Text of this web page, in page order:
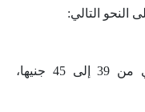
النحو التالي:
يتراوح سعر كيلوجرام السمك البوري من 39 إلى 45 جنيها،